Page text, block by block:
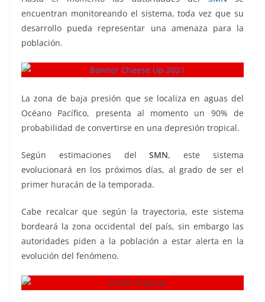
encuentran monitoreando el sistema, toda vez que su
desarrollo pueda representar una amenaza para la
población.
La zona de baja presión que se localiza en aguas del
Océano Pacífico, presenta al momento un 90% de
probabilidad de convertirse en una depresión tropical.
Según estimaciones delSMN, este sistema
evolucionará en los próximos días, al grado de ser el
primer huracán de la temporada.
Cabe recalcar que según la trayectoria, este sistema
bordeará la zona occidental del país, sin embargo las
autoridades piden a la población a estar alerta en la
evolución del fenómeno.